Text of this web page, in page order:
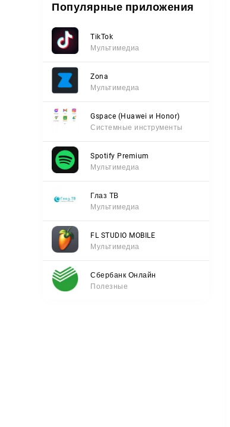
Популярные приложения
TikTok
Мультимедиа
Zona
Мультимедиа
Gspace (Huawei и Honor)
Системные инструменты
Spotify Premium
Мультимедиа
Глаз ТВ
Мультимедиа
FL STUDIO MOBILE
Мультимедиа
Сбербанк Онлайн
Полезные